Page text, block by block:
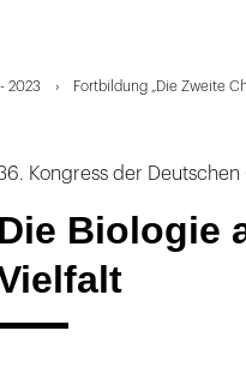
2023 Fortbildung „Die Zweite
Kongress der
Die Biologie